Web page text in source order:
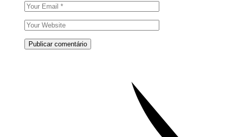
Publicar comentário